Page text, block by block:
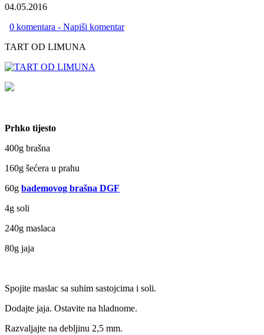
04.05.2016
0 komentara - Napiši komentar
TART OD LIMUNA
Prhko tijesto
400g brašna
160g šećera u prahu
60g bademovog brašna DGF
4g soli
240g maslaca
80g jaja
Spojite maslac sa suhim sastojcima i soli.
Dodajte jaja. Ostavite na hladnome.
Razvaljajte na debljinu 2,5 mm.